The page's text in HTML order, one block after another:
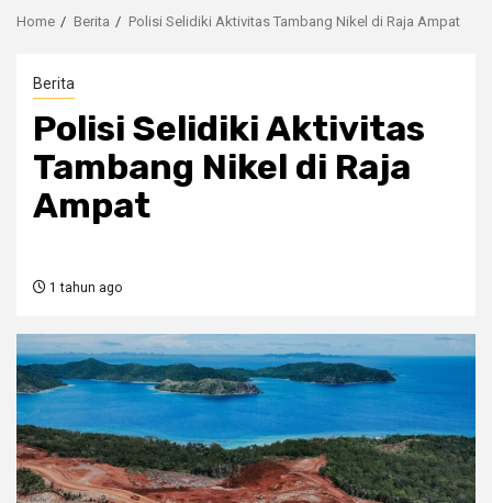
Home Berita Polisi Selidiki Aktivitas Tambang Nikel di Raja Ampat
Berita
Polisi Selidiki Aktivitas
Tambang Nikel di Raja
Ampat
1 tahun ago